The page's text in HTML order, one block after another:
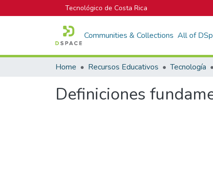
Tecnológico de Costa Rica
Communities & Collections All of
Home Recursos Educativos Tecnología
Definiciones